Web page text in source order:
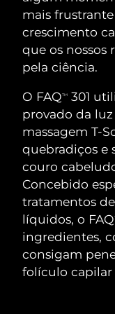
mais
crescimento
que os nossos
pela ciência.
O FAQTM
301
provado da
massagem T-
quebradiços e
couro
Concebido
tratamentos
líquidos, o FAQ
ingredientes,
consigam
folículo
Anti-
For
Hidratação
Near-
FAQ™
Áustria
Barein
Bélgica
Bermudas
Bósnia e
Herzegovina
Brunei
Bulgária
Canadá